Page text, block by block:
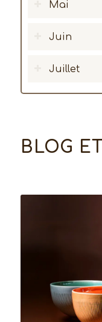
Mai
Juin
Juillet
BLOG